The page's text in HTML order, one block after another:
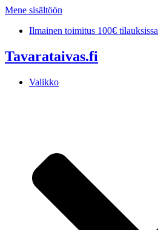
Mene sisältöön
Ilmainen toimitus 100€ tilauksissa
Tavarataivas.fi
Valikko